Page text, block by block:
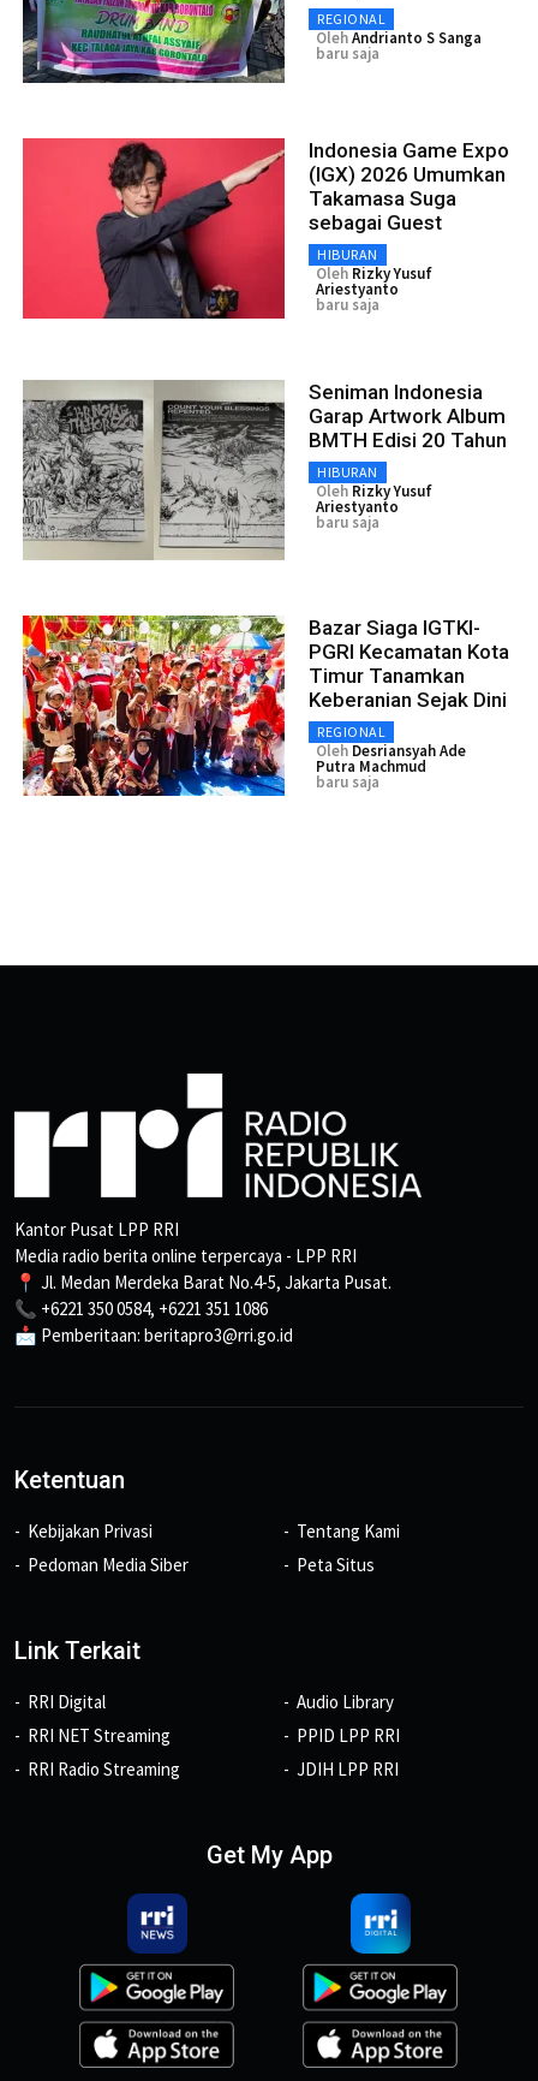
REGIONAL
OlehAndrianto S Sanga
baru saja
Indonesia Game Expo
(IGX) 2026 Umumkan
Takamasa Suga
sebagai Guest
HIBURAN
Oleh Rizky Yusuf
Ariestyanto
baru saja
Seniman Indonesia
Garap Artwork Album
BMTH Edisi 20 Tahun
HIBURAN
Oleh Rizky Yusuf
Ariestyanto
baru saja
Bazar Siaga IGTKI-
PGRI Kecamatan Kota
Timur Tanamkan
Keberanian Sejak Dini
REGIONAL
Oleh Desriansyah Ade
Putra Machmud
baru saja
Kantor Pusat LPP RRI
Media radio berita online terpercaya - LPP RRI
📍 Jl. Medan Merdeka Barat No.4-5, Jakarta Pusat.
📞 +6221 350 0584, +6221 351 1086
📩 Pemberitaan: beritapro3@rri.go.id
Ketentuan
Kebijakan Privasi
Pedoman Media Siber
Tentang Kami
Peta Situs
Link Terkait
RRI Digital
RRI NET Streaming
RRI Radio Streaming
Audio Library
PPID LPP RRI
JDIH LPP RRI
Get My App